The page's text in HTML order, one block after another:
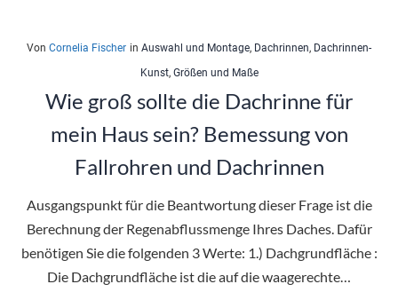
Von Cornelia Fischer in Auswahl und Montage, Dachrinnen, Dachrinnen-
Kunst, Größen und Maße
Wie groß sollte die Dachrinne für
mein Haus sein? Bemessung von
Fallrohren und Dachrinnen
Ausgangspunkt für die Beantwortung dieser Frage ist die
Berechnung der Regenabflussmenge Ihres Daches. Dafür
benötigen Sie die folgenden 3 Werte: 1.) Dachgrundfläche :
Die Dachgrundfläche ist die auf die waagerechte…